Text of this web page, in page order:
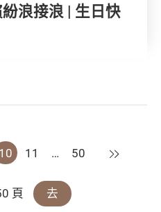
紛浪接浪 | 生日快
10 11 … 50 下一頁
頁 去